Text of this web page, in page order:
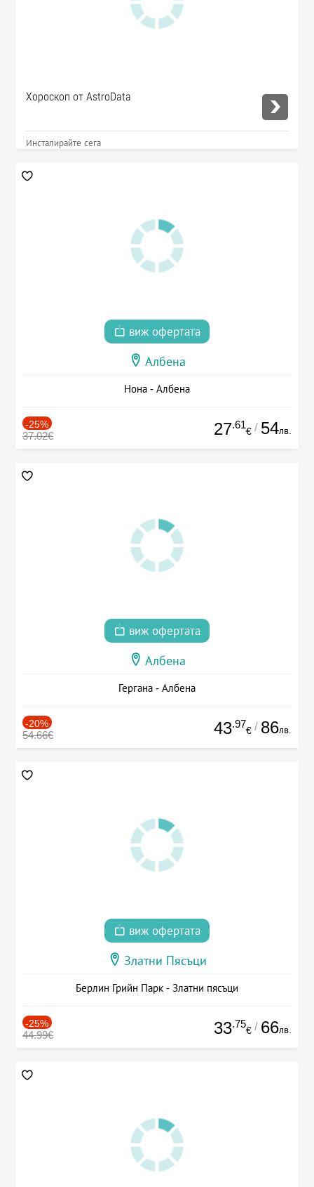
Хороскоп от AstroData
Инсталирайте сега
виж офертата
Албена
Нона - Албена
-25%
37.02€ 27.61
€ / 54лв.
виж офертата
Албена
Гергана - Албена
-20%
54.66€ 43.97
€ / 86лв.
виж офертата
Златни Пясъци
Берлин Грийн Парк - Златни пясъци
-25%
44.99€ 33.75
€ / 66лв.